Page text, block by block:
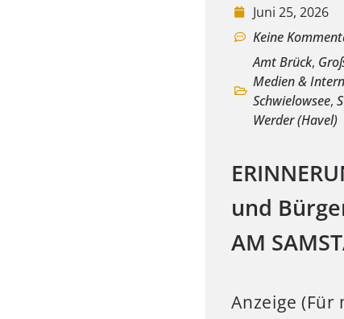
Juni 25, 2026
Keine
Amt Brück,
Medien &
Schwielowsee,
Werder (Havel)
und
AM
Anzeige